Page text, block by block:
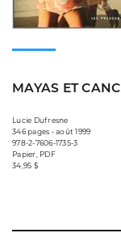
MAYAS ET
Lucie Dufresne
346 pages • août 1999
978-2-7606-1735-3
Papier, PDF
34,95 $